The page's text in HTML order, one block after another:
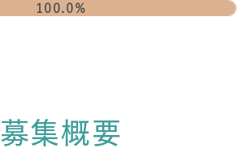
100.0%
募集概要